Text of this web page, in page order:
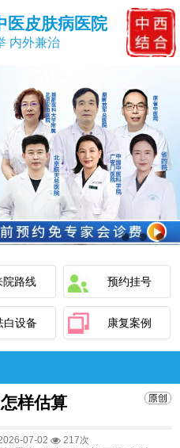
医皮肤病医院
内外兼治
院路线 预约挂号
白设备 康复案例
样估算
07-02 217次